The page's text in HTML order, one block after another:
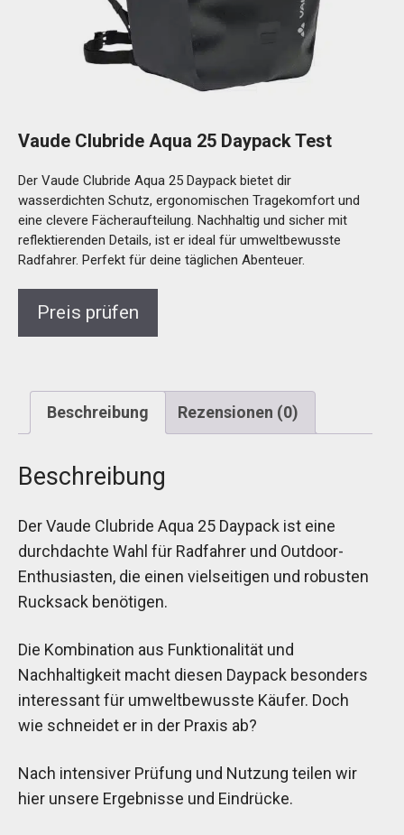
Vaude Clubride Aqua 25 Daypack Test
Der Vaude Clubride Aqua 25 Daypack bietet dir
wasserdichten Schutz, ergonomischen Tragekomfort und
eine clevere Fächeraufteilung. Nachhaltig und sicher mit
reflektierenden Details, ist er ideal für umweltbewusste
Radfahrer. Perfekt für deine täglichen Abenteuer.
Preis prüfen
Beschreibung Rezensionen (0)
Beschreibung
Der Vaude Clubride Aqua 25 Daypack ist eine
durchdachte Wahl für Radfahrer und Outdoor-
Enthusiasten, die einen vielseitigen und robusten
Rucksack benötigen.
Die Kombination aus Funktionalität und
Nachhaltigkeit macht diesen Daypack besonders
interessant für umweltbewusste Käufer. Doch
wie schneidet er in der Praxis ab?
Nach intensiver Prüfung und Nutzung teilen wir
hier unsere Ergebnisse und Eindrücke.